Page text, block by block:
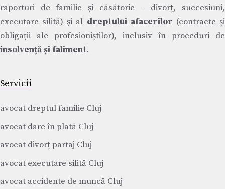
raporturi de familie și căsătorie – divorț, succesiuni,
executare silită) și al dreptului afacerilor (contracte și
obligații ale profesioniștilor), inclusiv în proceduri de
insolvență și faliment.
Servicii
avocat dreptul familie Cluj
avocat dare în plată Cluj
avocat divorț partaj Cluj
avocat executare silită Cluj
avocat accidente de muncă Cluj